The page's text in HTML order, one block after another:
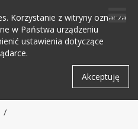
Korzystanie z witryny oznacza
w Państwa urządzeniu
ustawienia dotyczące
Akceptuję
/